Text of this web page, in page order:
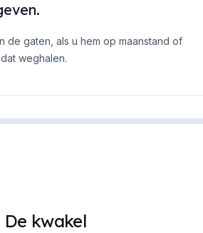
de gaten, als u hem op maanstand of
weghalen.
De kwakel